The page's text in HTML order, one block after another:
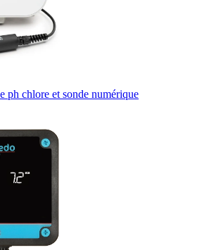
ph chlore et sonde numérique